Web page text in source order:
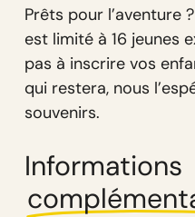
Prêts pour l’aventure
est limité à 16 jeunes
pas à inscrire vos
qui restera, nous
souvenirs.
Informations